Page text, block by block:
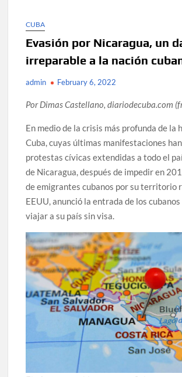
CUBA
Evasión por Nicaragua, un
irreparable a la nación
admin February 6, 2022
Por Dimas Castellano, diariodecuba.com
En medio de la crisis más profunda de la
Cuba, cuyas últimas manifestaciones
protestas cívicas extendidas a todo el
de Nicaragua, después de impedir en
de emigrantes cubanos por su territorio
EEUU, anunció la entrada de los
viajar a su país sin visa.